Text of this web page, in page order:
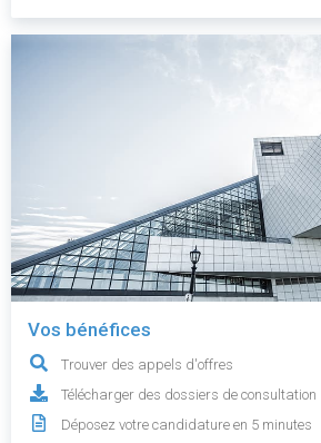
Vos bénéfices
Trouver des appels d'offres
Télécharger des dossiers de consultation
Déposez votre candidature en 5 minutes